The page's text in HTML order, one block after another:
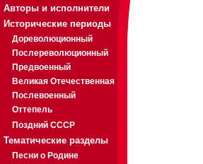
Авторы и исполнители
Исторические периоды
Дореволюционный
Послереволюционный
Предвоенный
Великая Отечественная
Послевоенный
Оттепель
Поздний СССР
Тематические разделы
Песни о Родине